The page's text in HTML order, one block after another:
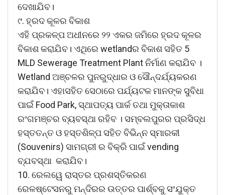
ଦେଖାଯିବ।
୯. ହ୍ରଦ କୂଳର ବିକାଶ
ଏହି ପ୍ରକଳ୍ପ ଅଧୀନରେ ୨୨ ଏକର ଜମିରେ ହ୍ରଦ କୂଳର
ବିକାଶ କରାଯିବ। ଏଥିରେ wetlandର ବିକାଶ ସହିତ 5
MLD Sewerage Treatment Plant ନିର୍ମାଣ କରାଯିବ ।
Wetland ଅଞ୍ଚଳର ପୁନରୁଦ୍ଧାର ଓ ସୌନ୍ଦର୍ଯ୍ୟକରଣ
କରାଯିବ। ଏହାସହିତ ସେଠାରେ ପର୍ଯ୍ୟଟକ ମାନଙ୍କ ସୁବିଧା
ପାଇଁ Food Park, ସ୍ଥାପତ୍ୟ ପାର୍କ ତଥା ମୁକ୍ତାକାଶ
ରଂଗମଞ୍ଚର ବ୍ୟବସ୍ଥା ରହିବ । ସମ୍ବଲପୁରର ପ୍ରସିଦ୍ଧ
ହସ୍ତତନ୍ତ ଓ ହସ୍ତଶିଳ୍ପ ସହିତ ବିଭିନ୍ନ ସ୍ମାରକୀ
(Souvenirs) ସାମଗ୍ରୀ ର ବିକ୍ରି ପାଇଁ vending
ବ୍ଯବସ୍ଥା କରାଯିବ।
10. ରେଲୱେ ରାସ୍ତର ପ୍ରଶସ୍ତିକରଣ
ରେଳଷ୍ଟେସନରୁ ମନ୍ଦିରର ଉତ୍ତର ପାର୍ଶ୍ବକୁ ସଂଯୁକ୍ତ